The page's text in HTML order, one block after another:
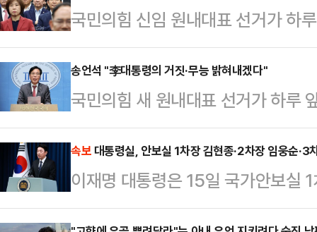
포을)과 3선의 박찬대 의원(인천
된다. 두 사람 모두 대표적인 친명(
임기는 직전 당대표인 이재명 대통
재명 정부 출범 후 집권여당 첫 당
갖는다.만만…
국민의힘 신임 원내대표 선거가 하
의원이 "새 원내대표는 '죽어야 산
의원은 15일 페이스북에 "우리가
은 과감히 털고 가야 한다"며 이른
협조해야 한다는 입장을 밝혔다.안
로 인한 조기 대선 후, 우리 국민은
지켜보고 계신다"며 "이번 원내대
좌우…
송언석 "李대통령의 거짓·무능 밝혀내겠다"
국민의힘 새 원내대표 선거가 하루
언석 의원은 "이재명 대통령의 거
송 의원은 15일 페이스북에 "국민
정당으로 거듭날 수 있도록 모든
"이 대통령이 온 국민에게 25만 원
속보대통령실, 안보실 1차장 김현종·2차장 임웅순
이재명 대통령은 15일 국가안보실
명했다. 국가안보실 2차장에는 임